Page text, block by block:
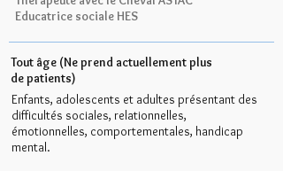
Educatrice sociale HES
Tout âge (Ne prend actuellement plus
de patients)
Enfants, adolescents et adultes présentant des
difficultés sociales, relationnelles,
émotionnelles, comportementales, handicap
mental.